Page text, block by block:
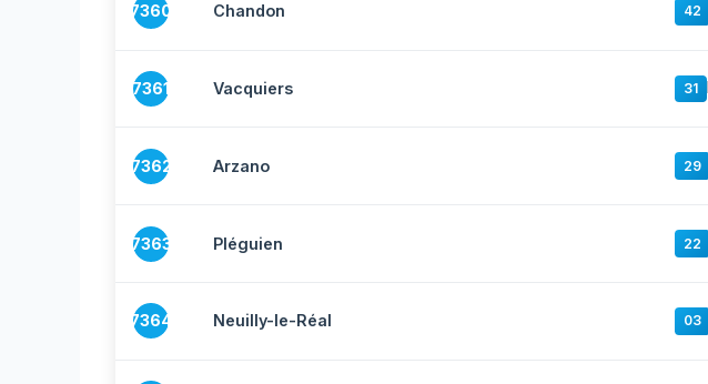
7360 Chandon 42
7361 Vacquiers 31
7362 Arzano 29
7363 Pléguien 22
7364 Neuilly-le-Réal 03